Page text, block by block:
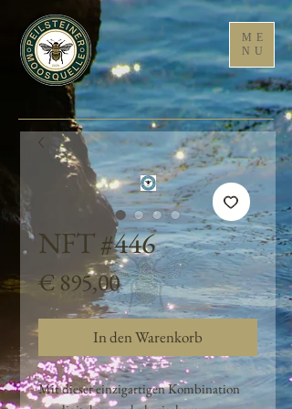
ME
NU
NFT #446
€ 895,00Preis
In den Warenkorb
Mit dieser einzigartigen Kombination